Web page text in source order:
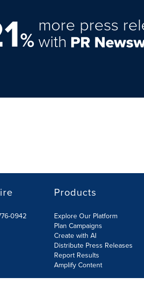
%
more press
with
0942
Products
Explore Our Platform
Plan Campaigns
Create with AI
Distribute Press Releases
Report Results
Amplify Content